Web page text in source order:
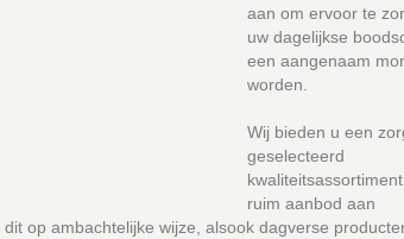
aan om ervoor te
uw dagelijkse
een aangenaam
worden.
Wij bieden u een
geselecteerd
ruim aanbod aan
op ambachtelijke wijze, alsook dagverse